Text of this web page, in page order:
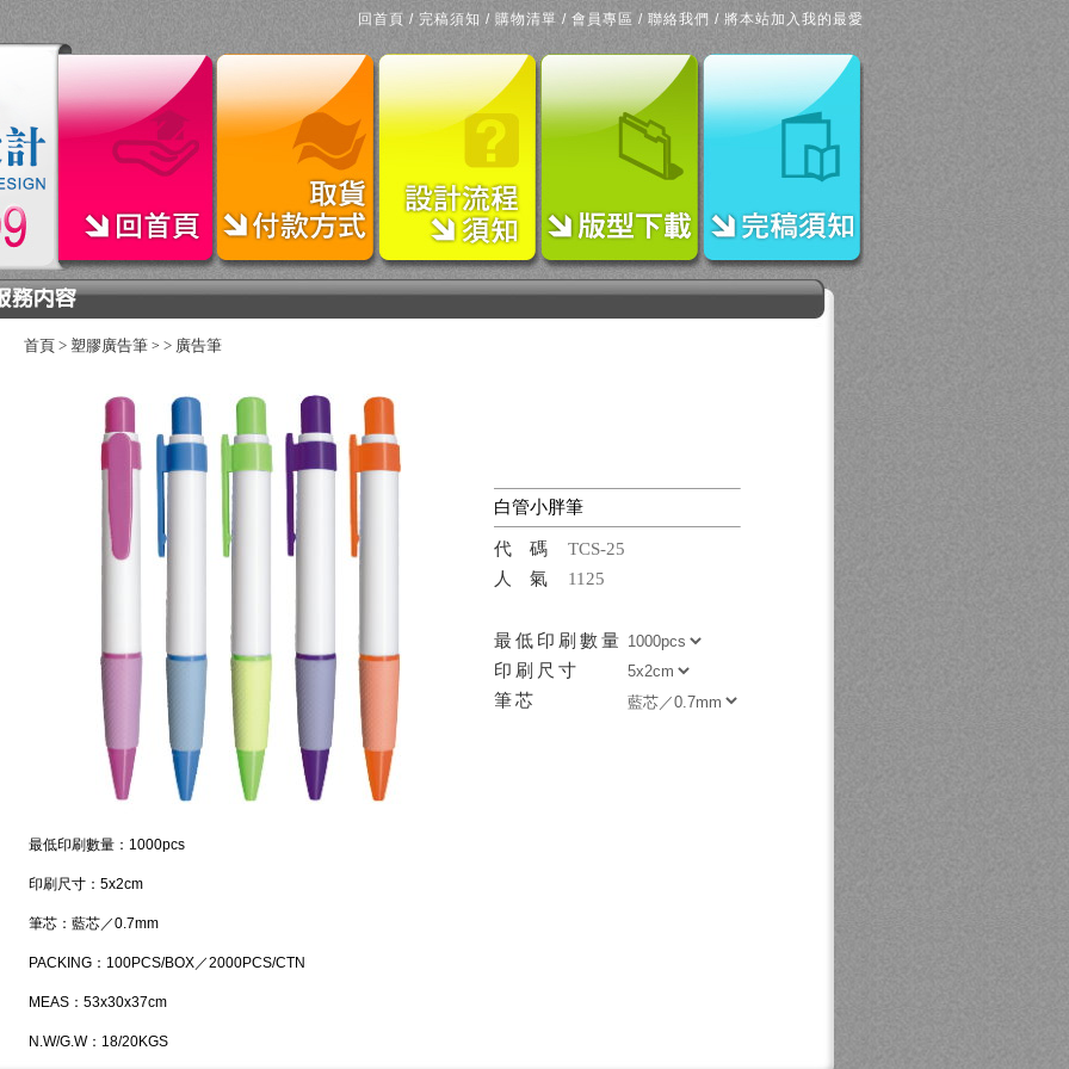
回首頁 /完稿須知 / 購物清單 / 會員專區 / 聯絡我們 / 將本站加入我的最愛
首頁 > 塑膠廣告筆 > > 廣告筆
白管小胖筆
代碼
TCS-25
人氣
1125
最低印刷數量
印刷尺寸
筆芯
最低印刷數量：1000pcs
印刷尺寸：5x2cm
筆芯：藍芯／0.7mm
PACKING：100PCS/BOX／2000PCS/CTN
MEAS：53x30x37cm
N.W/G.W：18/20KGS